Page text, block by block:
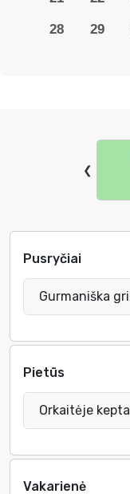
28 29
❮
Pusryčiai
Pietūs
Vakarienė